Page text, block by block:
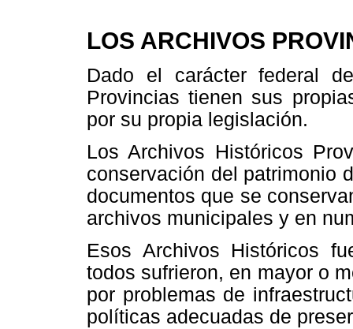
LOS ARCHIVOS
Dado el carácter federal
Provincias tienen sus
por su propia legislación.
Los Archivos Históricos
conservación del patrimonio
documentos que se
archivos municipales y en
Esos Archivos Históricos
todos sufrieron, en mayor o
por problemas de
políticas adecuadas de